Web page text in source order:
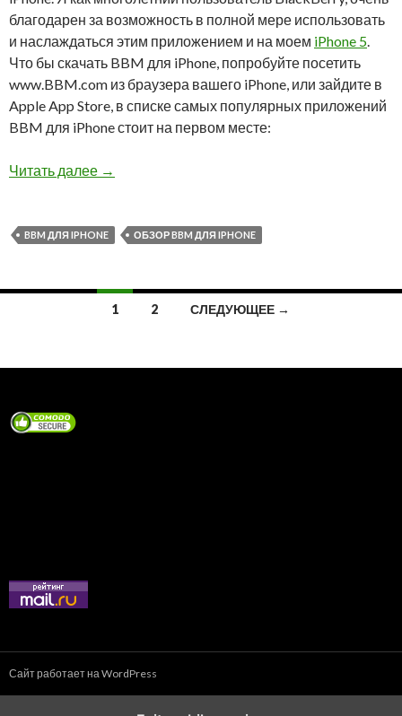
благодарен за возможность в полной мере использовать
и наслаждаться этим приложением и на моем iPhone 5.
Что бы скачать BBM для iPhone, попробуйте посетить
www.BBM.com из браузера вашего iPhone, или зайдите в
Apple App Store, в списке самых популярных приложений
BBM для iPhone стоит на первом месте:
Читать далее Обзор BBM для iPhone
→
BBM ДЛЯ IPHONE ОБЗОР BBM ДЛЯ IPHONE
Навигация
записям
1 2 СЛЕДУЮЩЕЕ →
Сайт работает на WordPress